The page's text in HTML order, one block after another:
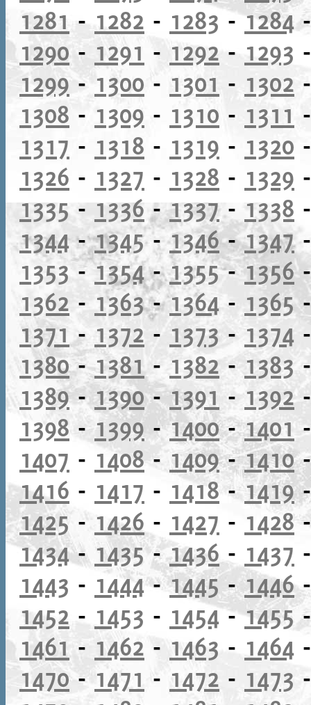
1281 - 1282 - 1283 -1284
1290- 1291 - 1292 - 1293
1299-1300 - 1301 - 1302
1308 - 1309 - 1310 - 1311
1317 - 1318 - 1319 - 1320
1326 - 1327 - 1328 - 1329
1335 - 1336 -1337- 1338
1344-1345-1346-1347
1353-1354-1355-1356
1362 - 1363-1364 - 1365
1371 - 1372 - 1373 - 1374
1380-1381- 1382 - 1383
1389-1390-1391 -1392
1398 -1399 -1400-1401
1407 - 1408-1409-1410
1416 - 1417 - 1418-1419
1425- 1426 - 1427 - 1428
1434- 1435-1436 - 1437
1443 - 1444-1445- 1446
1452 - 1453 - 1454-1455
1461 - 1462 - 1463 - 1464
1470-1471 - 1472 - 1473